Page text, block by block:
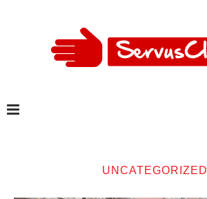
UNCATEGORIZED